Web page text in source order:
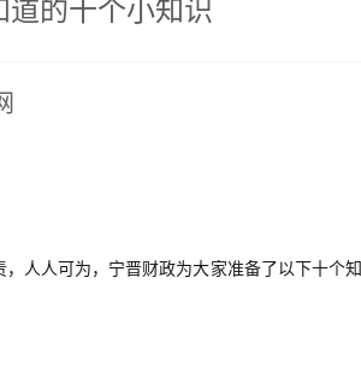
道的十个小知识
人人可为，宁晋财政为大家准备了以下十个知